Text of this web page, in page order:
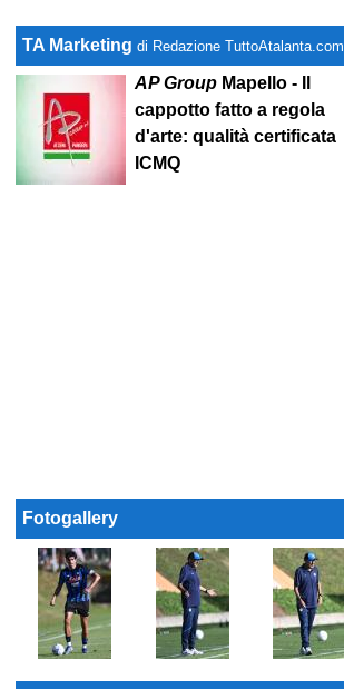
TA Marketing di Redazione TuttoAtalanta.com
AP Group Mapello - Il
cappotto fatto a regola
d'arte: qualità certificata
ICMQ
Fotogallery